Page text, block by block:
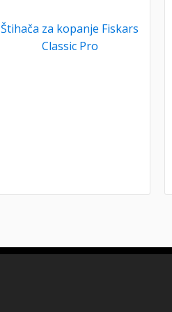
Štihača za kopanje Fiskars
Classic Pro